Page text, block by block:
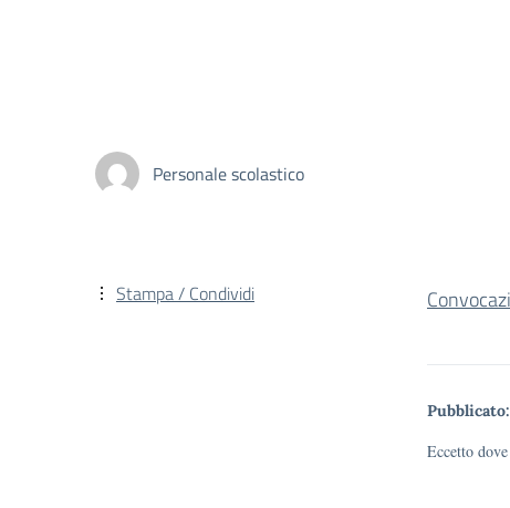
Personale scolastico
Pubblicato:
Eccetto
Stampa / Condividi